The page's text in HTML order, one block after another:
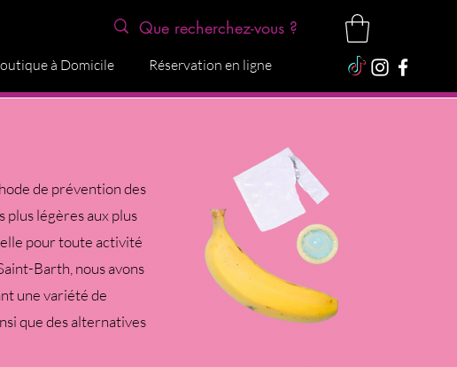
à Domicile Réservation en ligne
de prévention des
plus légères aux plus
pour toute activité
Barth, nous avons
une variété de
que des alternatives